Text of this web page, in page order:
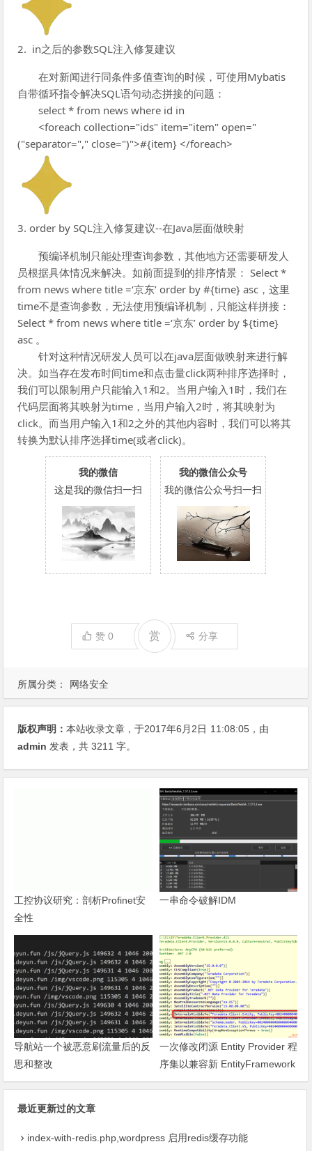
所属分类： 网络安全
2. in之后的参数SQL注入修复建议
在对新闻进行同条件多值查询的时候，可使用Mybatis
自带循环指令解决SQL语句动态拼接的问题：
select * from news where id in
<foreach collection="ids" item="item" open="
("separator="," close=")">#{item} </foreach>
3. order by SQL注入修复建议--在Java层面做映射
预编译机制只能处理查询参数，其他地方还需要研发人
员根据具体情况来解决。如前面提到的排序情景： Select *
from news where title =‘京东’ order by #{time} asc，这里
time不是查询参数，无法使用预编译机制，只能这样拼接：
Select * from news where title =‘京东’ order by ${time}
asc 。
针对这种情况研发人员可以在java层面做映射来进行解
决。如当存在发布时间time和点击量click两种排序选择时，
我们可以限制用户只能输入1和2。当用户输入1时，我们在
代码层面将其映射为time，当用户输入2时，将其映射为
click。而当用户输入1和2之外的其他内容时，我们可以将其
转换为默认排序选择time(或者click)。
我的微信
这是我的微信扫一扫
我的微信公众号
我的微信公众号扫一扫
赞0 赏 分享
版权声明：本站收录文章，于2017年6月2日 11:08:05 ，由
admin 发表，共 3211 字。
工控协议研究：剖析Profinet安
全性
一串命令破解IDM
导航站一个被恶意刷流量后的反
思和整改
一次修改闭源 Entity Provider 程
序集以兼容新 EntityFramework
的过程
最近更新过的文章
index-with-redis.php,wordpress 启用redis缓存功能